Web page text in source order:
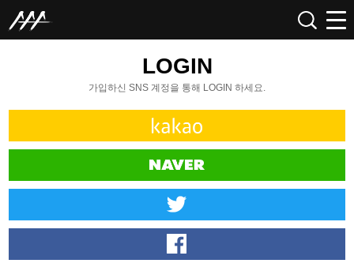
LOGIN
가입하신 SNS 계정을 통해 LOGIN 하세요.